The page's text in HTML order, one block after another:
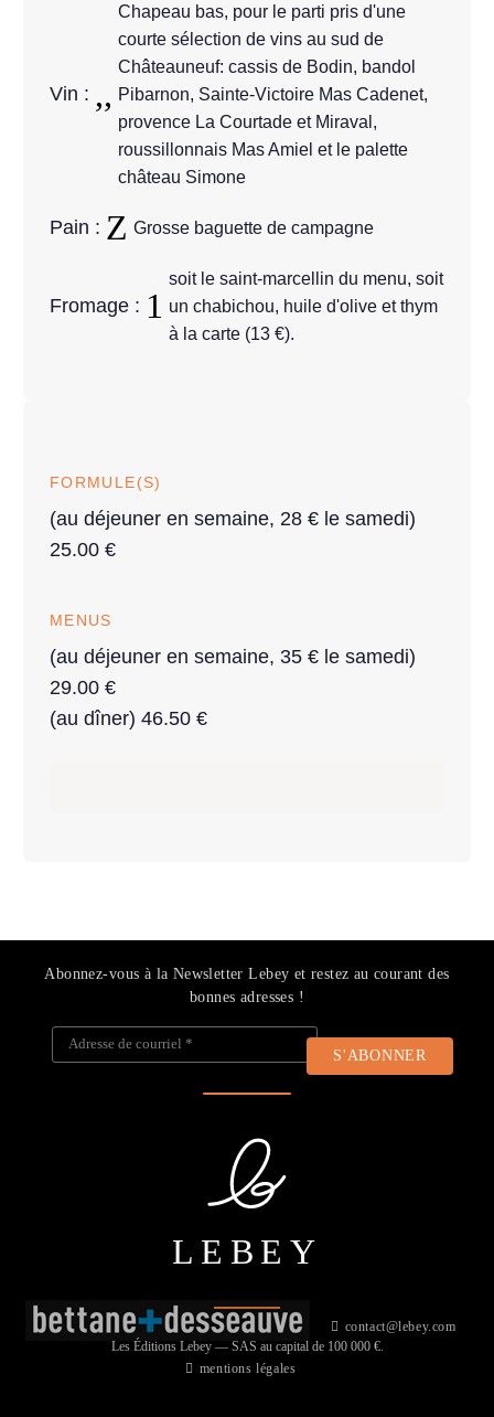
Vin :
Chapeau bas, pour le parti pris d'une
courte sélection de vins au sud de
Châteauneuf: cassis de Bodin, bandol
Pibarnon, Sainte-Victoire Mas Cadenet,
provence La Courtade et Miraval,
roussillonnais Mas Amiel et le palette
château Simone
Pain : Grosse baguette de campagne
Fromage :
soit le saint-marcellin du menu, soit
un chabichou, huile d'olive et thym
à la carte (13 €).
FORMULE(S)
(au déjeuner en semaine, 28 € le samedi)
25.00 €
MENUS
(au déjeuner en semaine, 35 € le samedi)
29.00 €
(au dîner) 46.50 €
contact@lebey.com
mentions légales
Abonnez-vous à la Newsletter Lebey et restez au courant des
bonnes adresses !
Adresse de courriel
LEBEY
Les Éditions Lebey — SAS au capital de 100 000 €.